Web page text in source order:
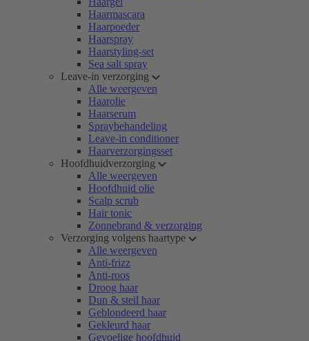
Haarmascara
Haarpoeder
Haarspray
Haarstyling-set
Sea salt spray
Leave-in verzorging
Alle weergeven
Haarolie
Haarserum
Spraybehandeling
Leave-in conditioner
Haarverzorgingsset
Hoofdhuidverzorging
Alle weergeven
Hoofdhuid olie
Scalp scrub
Hair tonic
Zonnebrand & verzorging
Verzorging volgens haartype
Alle weergeven
Anti-frizz
Anti-roos
Droog haar
Dun & steil haar
Geblondeerd haar
Gekleurd haar
Gevoelige hoofdhuid